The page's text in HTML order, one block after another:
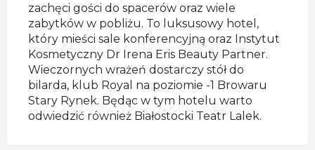
zachęci gości do spacerów oraz wiele
zabytków w pobliżu. To luksusowy hotel,
który mieści sale konferencyjną oraz Instytut
Kosmetyczny Dr Irena Eris Beauty Partner.
Wieczornych wrażeń dostarczy stół do
bilarda, klub Royal na poziomie -1 Browaru
Stary Rynek. Będąc w tym hotelu warto
odwiedzić również Białostocki Teatr Lalek.